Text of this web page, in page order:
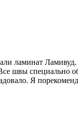
ламинат
швы специально
Я